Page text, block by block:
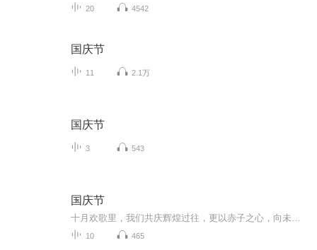
20 4542
国庆节
11 2.1万
国庆节
3 543
国庆节
10 465